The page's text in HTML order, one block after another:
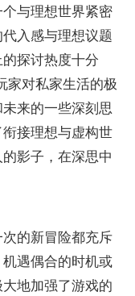
与理想世界紧密
入感与理想议题
探讨热度十分
家对私家生活的极
来的一些深刻思
接理想与虚构世
影子，在深思中
的新冒险都充斥
遇偶合的时机或
地加强了游戏的